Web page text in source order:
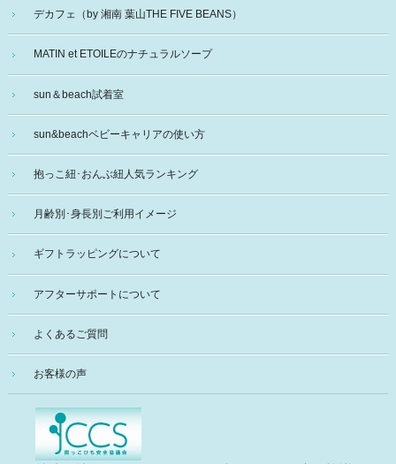
デカフェ（by 湘南 葉山THE FIVE BEANS）
MATIN et ETOILEのナチュラルソープ
sun＆beach試着室
sun&beachベビーキャリアの使い方
抱っこ紐･おんぶ紐人気ランキング
月齢別･身長別ご利用イメージ
ギフトラッピングについて
アフターサポートについて
よくあるご質問
お客様の声